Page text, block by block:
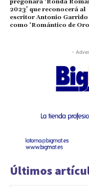
pregonará ‘Ronda
2023’ que reconocerá al
escritor Antonio Garrido
como ‘Romántico de
-
Últimos